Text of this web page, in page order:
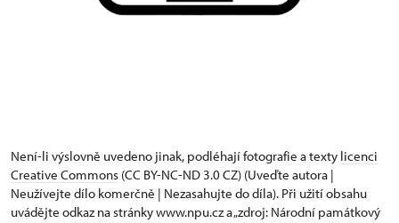
Není-li výslovně uvedeno jinak, podléhají fotografie a texty licenci
Creative Commons (CC BY-NC-ND 3.0 CZ) (Uveďte autora |
Neužívejte dílo komerčně | Nezasahujte do díla). Při užití obsahu
uvádějte odkaz na stránky www.npu.cz a „zdroj: Národní památkový